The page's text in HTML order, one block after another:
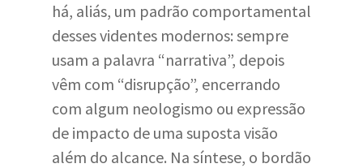
há, aliás, um padrão comportamental
desses videntes modernos: sempre
usam a palavra “narrativa”, depois
vêm com “disrupção”, encerrando
com algum neologismo ou expressão
de impacto de uma suposta visão
além do alcance. Na síntese, o bordão